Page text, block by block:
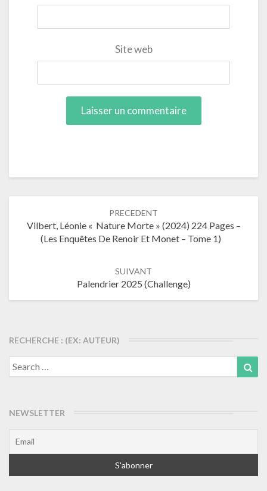
Site web
articles
PRECEDENT
Vilbert, Léonie « Nature Morte » (2024) 224 Pages –
(Les Enquêtes De Renoir Et Monet – Tome 1)
SUIVANT
Palendrier 2025 (Challenge)
RECHERCHE : (EX: AUTEUR)
Search
for:
NEWSLETTER